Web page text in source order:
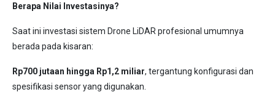
Berapa Nilai Investasinya?
Saat ini investasi sistem Drone LiDAR profesional umumnya
berada pada kisaran:
Rp700 jutaan hingga Rp1,2 miliar, tergantung konfigurasi dan
spesifikasi sensor yang digunakan.